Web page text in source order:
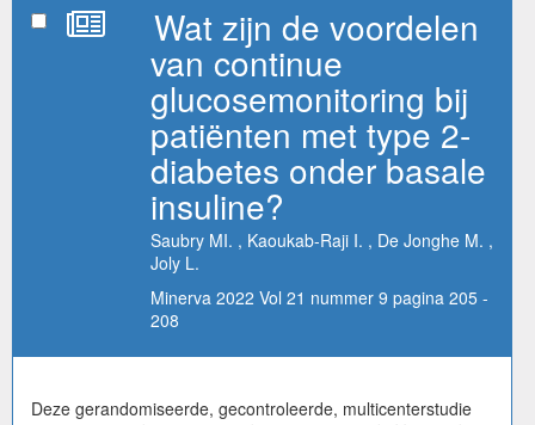
Wat zijn de voordelen
van continue
glucosemonitoring bij
patiënten met type 2-
diabetes onder basale
insuline?
Saubry MI. , Kaoukab-Raji I. , De Jonghe M. ,
Joly L.
Minerva 2022 Vol 21 nummer 9 pagina 205 -
208
Deze gerandomiseerde, gecontroleerde, multicenterstudie